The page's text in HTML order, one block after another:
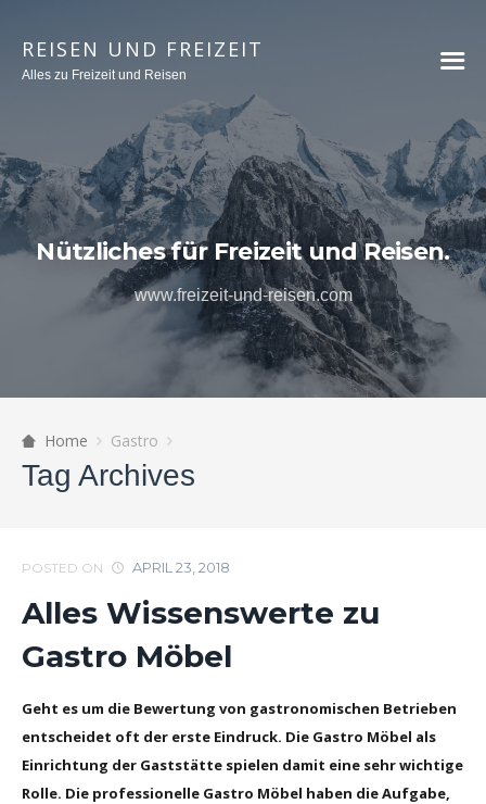
REISEN UND FREIZEIT
Alles zu Freizeit und Reisen
Nützliches für Freizeit und Reisen.
www.freizeit-und-reisen.com
Home Gastro
Tag Archives
POSTED ON APRIL 23, 2018
Alles Wissenswerte zu
Gastro Möbel
Geht es um die Bewertung von gastronomischen Betrieben
entscheidet oft der erste Eindruck. Die Gastro Möbel als
Einrichtung der Gaststätte spielen damit eine sehr wichtige
Rolle. Die professionelle Gastro Möbel haben die Aufgabe,